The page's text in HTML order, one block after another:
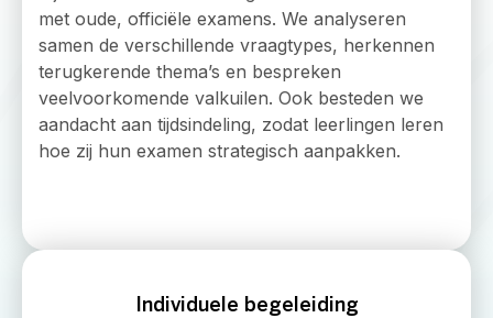
met oude, officiële examens. We analyseren
samen de verschillende vraagtypes, herkennen
terugkerende thema’s en bespreken
veelvoorkomende valkuilen. Ook besteden we
aandacht aan tijdsindeling, zodat leerlingen leren
hoe zij hun examen strategisch aanpakken.
Individuele begeleiding